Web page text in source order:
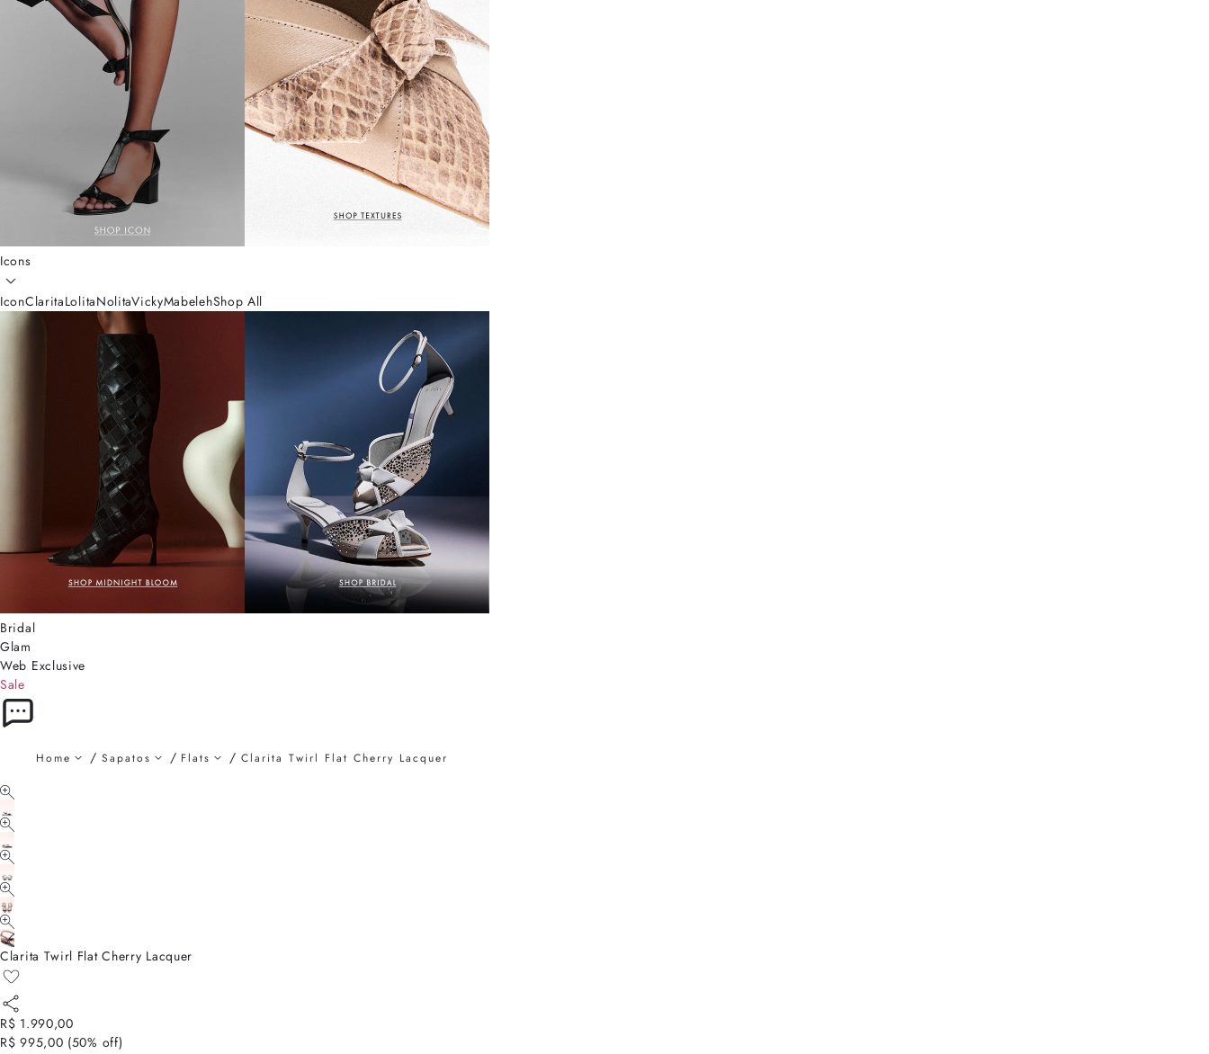
Icons
IconClaritaLolitaNolitaVickyMabelehShop All
Bridal
Glam
Web Exclusive
Sale
Home Sapatos Flats Clarita Twirl Flat Cherry Lacquer
Clarita Twirl Flat Cherry Lacquer
R$ 1.990,00
R$ 995,00 (50% off)